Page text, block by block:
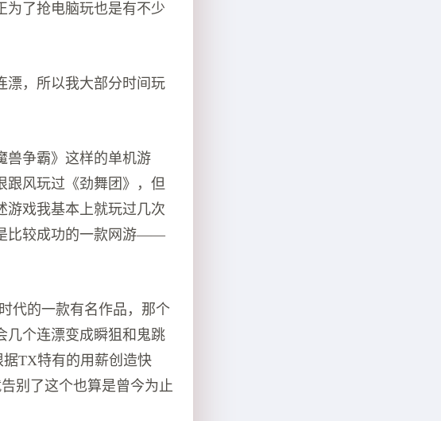
为了抢电脑玩也是有不少
漂，所以我大部分时间玩
兽争霸》这样的单机游
跟风玩过《劲舞团》，但
游戏我基本上就玩过几次
比较成功的一款网游——
代的一款有名作品，那个
几个连漂变成瞬狙和鬼跳
据TX特有的用薪创造快
别了这个也算是曾今为止